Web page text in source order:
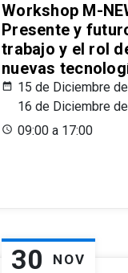
Workshop M-
Presente y
trabajo y el rol
nuevas
15 de Diciembre
16 de Diciembre
09:00 a 17:00
30 NOV